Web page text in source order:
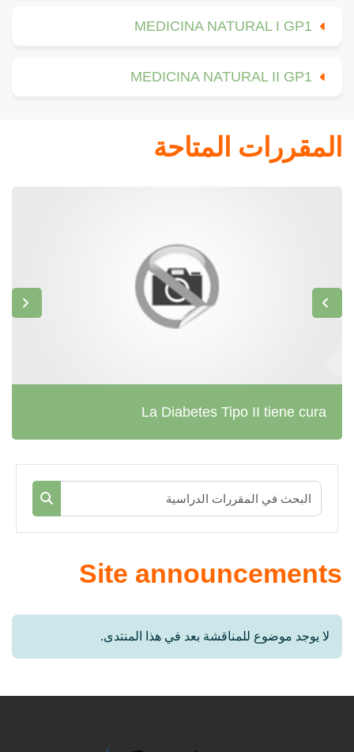
MEDICINA NATURAL I GP1
MEDICINA NATURAL II GP1
المقررات المتاحة
La Diabetes Tipo II tiene cura
البحث في
Site announcements
لا يوجد موضوع للمناقشة بعد في هذا المنتدى.